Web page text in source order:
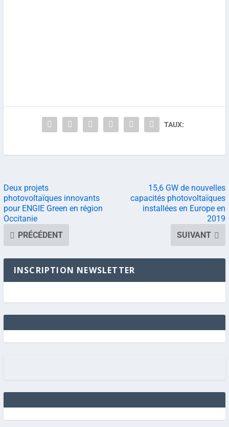
TAUX:
Deux projets
photovoltaïques innovants
pour ENGIE Green en région
Occitanie
PRÉCÉDENT
15,6 GW de nouvelles
capacités photovoltaïques
installées en Europe en
2019
SUIVANT
INSCRIPTION NEWSLETTER